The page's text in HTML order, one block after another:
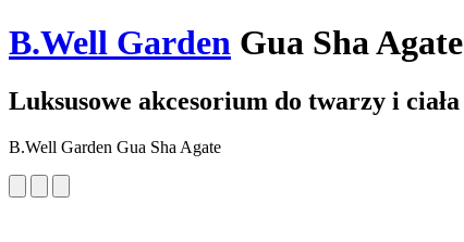
B.Well Garden Gua Sha Agate
Luksusowe akcesorium do twarzy i ciała
B.Well Garden Gua Sha Agate